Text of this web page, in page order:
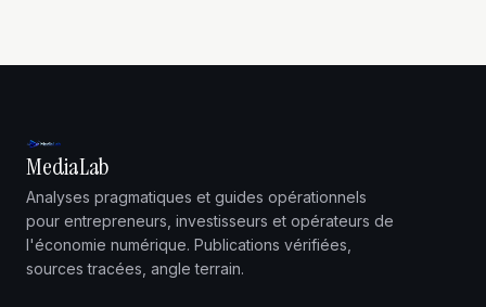
MediaLab
Analyses pragmatiques et guides opérationnels
pour entrepreneurs, investisseurs et opérateurs de
l'économie numérique. Publications vérifiées,
sources tracées, angle terrain.